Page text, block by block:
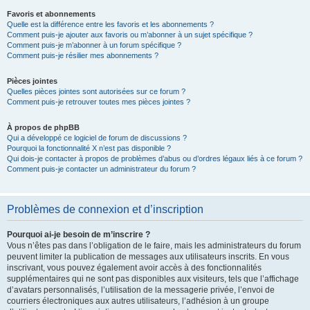
Favoris et abonnements
Quelle est la différence entre les favoris et les abonnements ?
Comment puis-je ajouter aux favoris ou m’abonner à un sujet spécifique ?
Comment puis-je m’abonner à un forum spécifique ?
Comment puis-je résilier mes abonnements ?
Pièces jointes
Quelles pièces jointes sont autorisées sur ce forum ?
Comment puis-je retrouver toutes mes pièces jointes ?
À propos de phpBB
Qui a développé ce logiciel de forum de discussions ?
Pourquoi la fonctionnalité X n’est pas disponible ?
Qui dois-je contacter à propos de problèmes d’abus ou d’ordres légaux liés à ce forum ?
Comment puis-je contacter un administrateur du forum ?
Problèmes de connexion et d’inscription
Pourquoi ai-je besoin de m’inscrire ?
Vous n’êtes pas dans l’obligation de le faire, mais les administrateurs du forum
peuvent limiter la publication de messages aux utilisateurs inscrits. En vous
inscrivant, vous pouvez également avoir accès à des fonctionnalités
supplémentaires qui ne sont pas disponibles aux visiteurs, tels que l’affichage
d’avatars personnalisés, l’utilisation de la messagerie privée, l’envoi de
courriers électroniques aux autres utilisateurs, l’adhésion à un groupe